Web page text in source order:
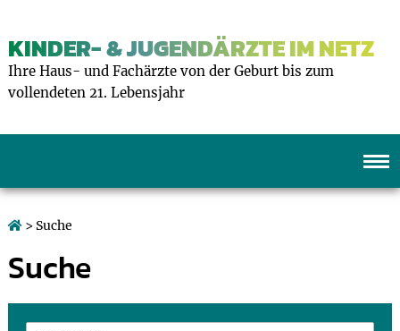
KINDER- & JUGENDÄRZTE IM NETZ
Ihre Haus- und Fachärzte von der Geburt bis zum
vollendeten 21. Lebensjahr
> Suche
Suche